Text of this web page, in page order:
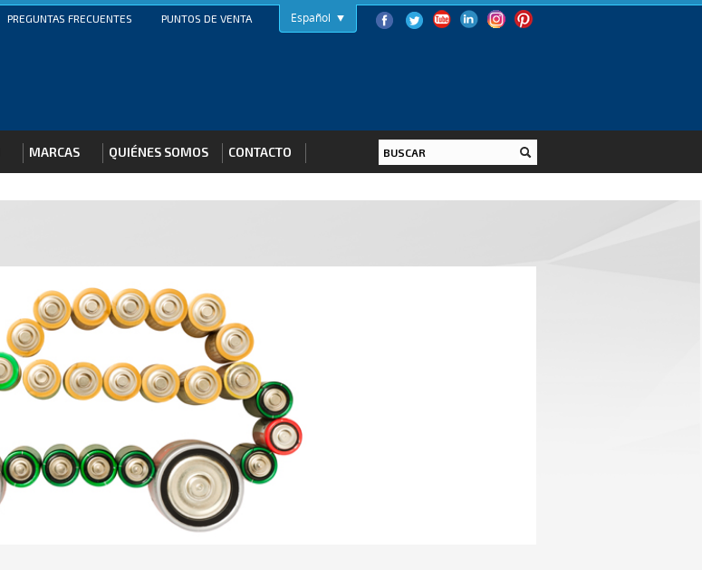
Español
PREGUNTAS FRECUENTES PUNTOS DE VENTA
MARCAS QUIÉNES SOMOS CONTACTO